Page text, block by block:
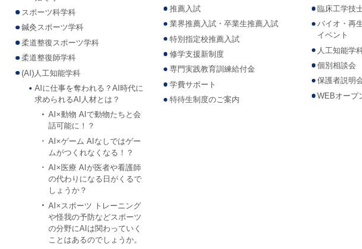
スポーツ科学科
鍼灸スポーツ学科
柔道整復スポーツ学科
柔道整復師学科
(AI)人工知能学科
AIに仕事を奪われる？AI時代に
求められるAI人材とは？
AI×動物 AIで動物たちと会
話可能に！？
AI×ゲーム AIなしではゲー
ムがつくれなくなる！？
AI×医療 AIが医者や看護師
の代わりになる日がくるで
しょうか？
AI×スポーツ トレーニング
や怪我の予防などスポーツ
の分野にAIは関わっていく
ことはあるのでしょうか。
推薦入試
業界推薦入試・卒業生推薦入試
特別指定校推薦入試
修学支援新制度
専門実践教育訓練給付金
学費サポート
特待生制度のご案内
臨床工学技
バイオ・再
イベント
人工知能学
個別相談会
保護者説明
WEBオープ